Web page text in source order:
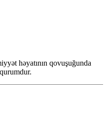
həyatının qovuşuğunda